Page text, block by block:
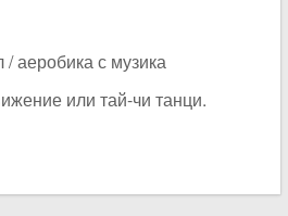
аеробика с музика
или тай-чи танци.